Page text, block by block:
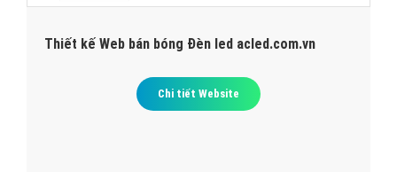
Thiết kế Web bán bóng Đèn led acled.com.vn
Chi tiết Website